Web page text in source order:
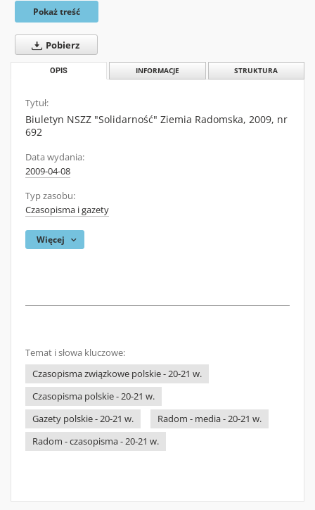
Pokaż treść
Pobierz
OPIS INFORMACJE STRUKTURA
Tytuł:
Biuletyn NSZZ "Solidarność" Ziemia Radomska, 2009, nr
692
Data wydania:
2009-04-08
Typ zasobu:
Czasopisma i gazety
Więcej
Temat i słowa kluczowe:
Czasopisma związkowe polskie - 20-21 w.
Czasopisma polskie - 20-21 w.
Gazety polskie - 20-21 w.
Radom - media - 20-21 w.
Radom - czasopisma - 20-21 w.